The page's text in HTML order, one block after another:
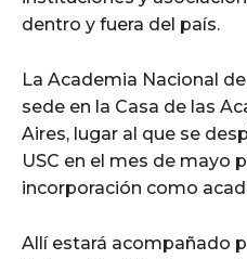
dentro y fuera del país.
La Academia Nacional
sede en la Casa de las
Aires, lugar al que se
USC en el mes de mayo
incorporación como
Allí estará acompañado